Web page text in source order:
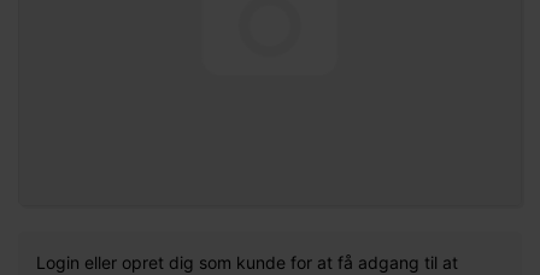
Login eller opret dig som kunde for at få adgang til at